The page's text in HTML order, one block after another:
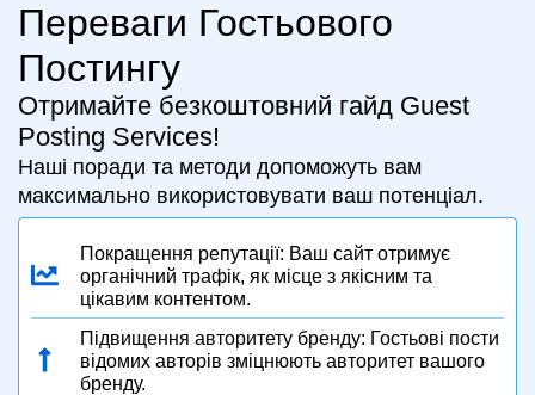
Переваги Гостьового
Постингу
Отримайте безкоштовний гайд Guest
Posting Services!
Наші поради та методи допоможуть вам
максимально використовувати ваш потенціал.
Покращення репутації: Ваш сайт отримує
органічний трафік, як місце з якісним та
цікавим контентом.
Підвищення авторитету бренду: Гостьові пости
відомих авторів зміцнюють авторитет вашого
бренду.